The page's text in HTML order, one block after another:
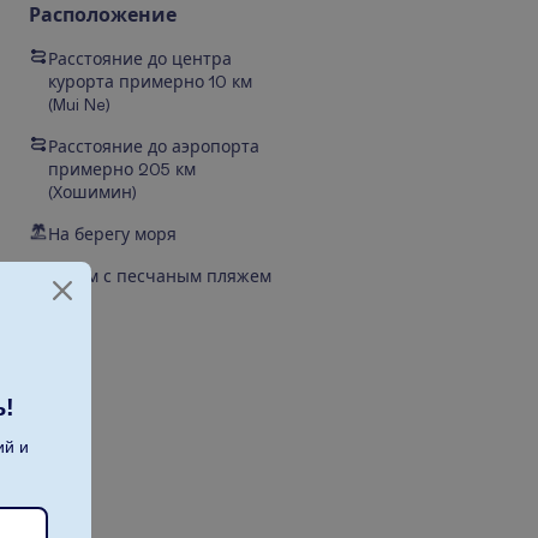
Расположение
Расстояние до центра
курорта примерно 10 км
(Mui Ne)
Расстояние до аэропорта
примерно 205 км
(Хошимин)
На берегу моря
Рядом с песчаным пляжем
и